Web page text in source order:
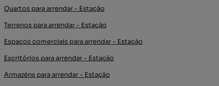
Quartos para arrendar - Estação
Terrenos para arrendar - Estação
Espaços comerciais para arrendar - Estação
Escritórios para arrendar - Estação
Armazéns para arrendar - Estação